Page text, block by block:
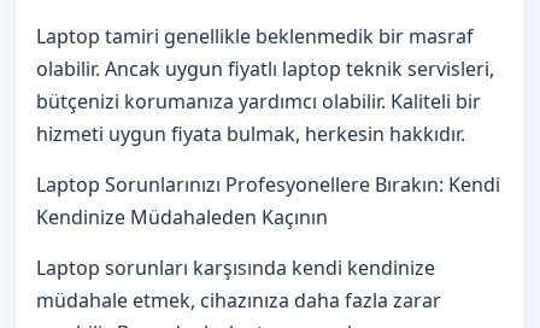
Laptop tamiri genellikle beklenmedik bir masraf
olabilir. Ancak uygun fiyatlı laptop teknik servisleri,
bütçenizi korumanıza yardımcı olabilir. Kaliteli bir
hizmeti uygun fiyata bulmak, herkesin hakkıdır.
Laptop Sorunlarınızı Profesyonellere Bırakın: Kendi
Kendinize Müdahaleden Kaçının
Laptop sorunları karşısında kendi kendinize
müdahale etmek, cihazınıza daha fazla zarar